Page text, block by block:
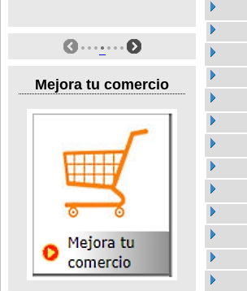
Mejora tu comercio